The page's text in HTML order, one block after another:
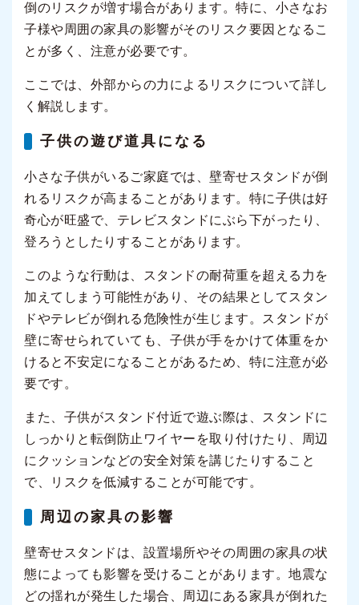
倒のリスクが増す場合があります。特に、小さなお
子様や周囲の家具の影響がそのリスク要因となるこ
とが多く、注意が必要です。
ここでは、外部からの力によるリスクについて詳し
く解説します。
子供の遊び道具になる
小さな子供がいるご家庭では、壁寄せスタンドが倒
れるリスクが高まることがあります。特に子供は好
奇心が旺盛で、テレビスタンドにぶら下がったり、
登ろうとしたりすることがあります。
このような行動は、スタンドの耐荷重を超える力を
加えてしまう可能性があり、その結果としてスタン
ドやテレビが倒れる危険性が生じます。スタンドが
壁に寄せられていても、子供が手をかけて体重をか
けると不安定になることがあるため、特に注意が必
要です。
また、子供がスタンド付近で遊ぶ際は、スタンドに
しっかりと転倒防止ワイヤーを取り付けたり、周辺
にクッションなどの安全対策を講じたりすること
で、リスクを低減することが可能です。
周辺の家具の影響
壁寄せスタンドは、設置場所やその周囲の家具の状
態によっても影響を受けることがあります。地震な
どの揺れが発生した場合、周辺にある家具が倒れた